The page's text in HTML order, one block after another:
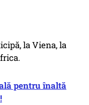
la Viena, la
pentru înaltă